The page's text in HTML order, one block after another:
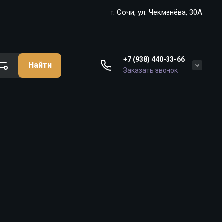
г. Сочи, ул. Чекменёва, 30А
Найти
+7 (938) 440-33-66
Заказать звонок